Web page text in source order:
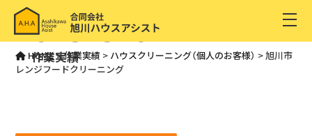
CASESTUDY
作業実績
HOME>作業実績 > ハウスクリーニング（個人のお客様） >旭川市
レンジフードクリーニング